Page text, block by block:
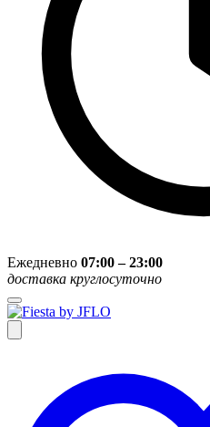
Ежедневно 07:00 – 23:00
доставка круглосуточно